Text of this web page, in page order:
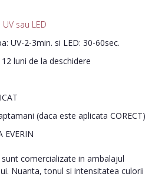
sau LED
UV-2-3min. si LED: 30-60sec.
luni de la deschidere
(daca este aplicata CORECT)
EVERIN
comercializate in ambalajul
Nuanta, tonul si intensitatea culorii